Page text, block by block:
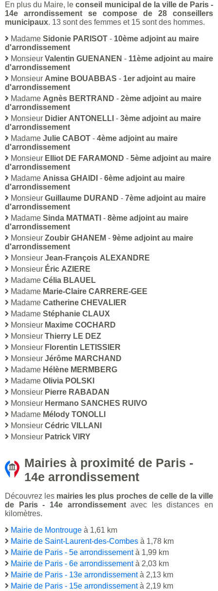
En plus du Maire, leconseil municipal de la ville de Paris -
14e arrondissement se compose de 28 conseillers
municipaux. 13 sont des femmes et 15 sont des hommes.
Madame Sidonie PARISOT - 10ème adjoint au maire
d'arrondissement
Monsieur Valentin GUENANEN - 11ème adjoint au maire
d'arrondissement
Monsieur Amine BOUABBAS - 1er adjoint au maire
d'arrondissement
Madame Agnès BERTRAND - 2ème adjoint au maire
d'arrondissement
Monsieur Didier ANTONELLI - 3ème adjoint au maire
d'arrondissement
Madame Julie CABOT - 4ème adjoint au maire
d'arrondissement
Monsieur Elliot DE FARAMOND - 5ème adjoint au maire
d'arrondissement
Madame Anissa GHAIDI - 6ème adjoint au maire
d'arrondissement
Monsieur Guillaume DURAND - 7ème adjoint au maire
d'arrondissement
Madame Sinda MATMATI - 8ème adjoint au maire
d'arrondissement
Monsieur Zoubir GHANEM - 9ème adjoint au maire
d'arrondissement
Monsieur Jean-François ALEXANDRE
Monsieur Éric AZIERE
Madame Célia BLAUEL
Madame Marie-Claire CARRERE-GEE
Madame Catherine CHEVALIER
Madame Stéphanie CLAUX
Monsieur Maxime COCHARD
Monsieur Thierry LE DEZ
Monsieur Florentin LETISSIER
Monsieur Jérôme MARCHAND
Madame Hélène MERMBERG
Madame Olivia POLSKI
Monsieur Pierre RABADAN
Monsieur Hermano SANCHES RUIVO
Madame Mélody TONOLLI
Monsieur Cédric VILLANI
Monsieur Patrick VIRY
Mairies à proximité de Paris -
14e arrondissement
Découvrez les mairies les plus proches de celle de la ville
de Paris - 14e arrondissementavec les distances en
kilomètres.
Mairie de Montrouge à 1,61 km
Mairie de Saint-Laurent-des-Combes à 1,78 km
Mairie de Paris - 5e arrondissementà 1,99 km
Mairie de Paris - 6e arrondissementà 2,03 km
Mairie de Paris - 13e arrondissementà 2,13 km
Mairie de Paris - 15e arrondissementà 2,19 km